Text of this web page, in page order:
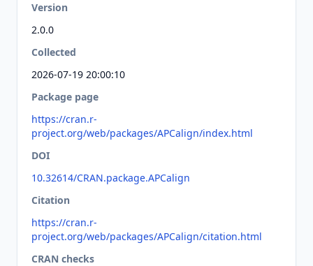
Version
2.0.0
Collected
2026-07-19 20:00:10
Package page
https://cran.r-
project.org/web/packages/APCalign/index.html
DOI
10.32614/CRAN.package.APCalign
Citation
https://cran.r-
project.org/web/packages/APCalign/citation.html
CRAN checks